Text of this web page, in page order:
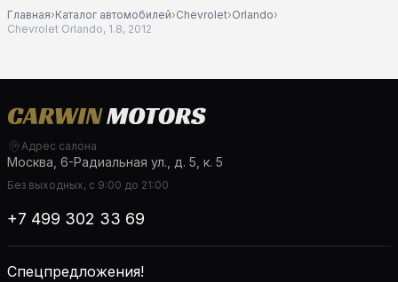
Главная›Каталог автомобилей›Chevrolet›Orlando›
Chevrolet Orlando, 1.8, 2012
Адрес салона
Москва, 6-Радиальная ул., д. 5, к. 5
Без выходных, с 9:00 до 21:00
+7 499 302 33 69
Спецпредложения!